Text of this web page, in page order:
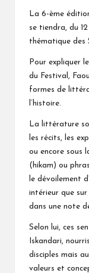
La 6-ème
se tiendra, du
thématique des
Pour expliquer
du Festival,
formes de
l’histoire.
La littérature
les récits, les
ou encore sous
(hikam) ou
le dévoilement
intérieur que
dans une note
Selon lui, ces
Iskandari,
disciples mais
valeurs et